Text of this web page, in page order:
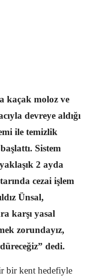
kaçak moloz ve
devreye aldığı
ile temizlik
Sistem
2 ayda
cezai işlem
Ünsal,
karşı yasal
zorundayız,
dedi.
bir kent hedefiyle